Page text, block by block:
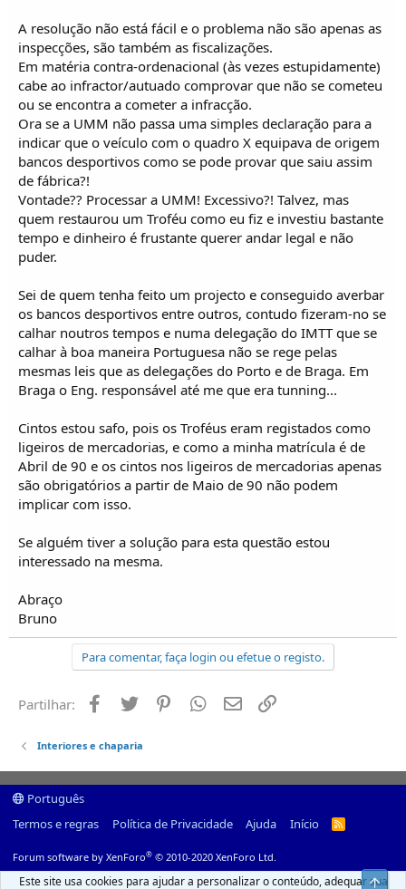
A resolução não está fácil e o problema não são apenas as
inspecções, são também as fiscalizações.
Em matéria contra-ordenacional (às vezes estupidamente)
cabe ao infractor/autuado comprovar que não se cometeu
ou se encontra a cometer a infracção.
Ora se a UMM não passa uma simples declaração para a
indicar que o veículo com o quadro X equipava de origem
bancos desportivos como se pode provar que saiu assim
de fábrica?!
Vontade?? Processar a UMM! Excessivo?! Talvez, mas
quem restaurou um Troféu como eu fiz e investiu bastante
tempo e dinheiro é frustante querer andar legal e não
puder.
Sei de quem tenha feito um projecto e conseguido averbar
os bancos desportivos entre outros, contudo fizeram-no se
calhar noutros tempos e numa delegação do IMTT que se
calhar à boa maneira Portuguesa não se rege pelas
mesmas leis que as delegações do Porto e de Braga. Em
Braga o Eng. responsável até me que era tunning...
Cintos estou safo, pois os Troféus eram registados como
ligeiros de mercadorias, e como a minha matrícula é de
Abril de 90 e os cintos nos ligeiros de mercadorias apenas
são obrigatórios a partir de Maio de 90 não podem
implicar com isso.
Se alguém tiver a solução para esta questão estou
interessado na mesma.
Abraço
Bruno
Para comentar, faça login ou efetue o registo.
Partilhar: Facebook
Twitter PinterestWhatsapp
Email
Interiores e chaparia
Português
Termos e regras
Política de Privacidade Ajuda Início
R
Forum software by XenForo® © 2010-2020 XenForo Ltd.
Este site usa cookies para ajudar a personalizar o conteúdo, adequar sua
Top